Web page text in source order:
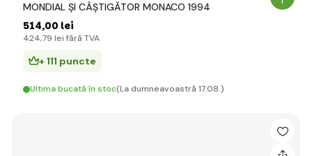
MONDIAL ȘI CÂȘTIGĂTOR MONACO 1994
514,00 lei
424,79 lei fără TVA
+ 111 puncte
Ultima bucată în stoc(La dumneavoastră 17.08.)